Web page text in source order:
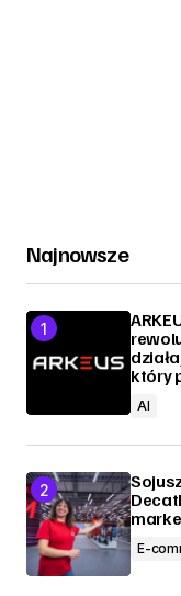
Najnowsze
który
AI
E-